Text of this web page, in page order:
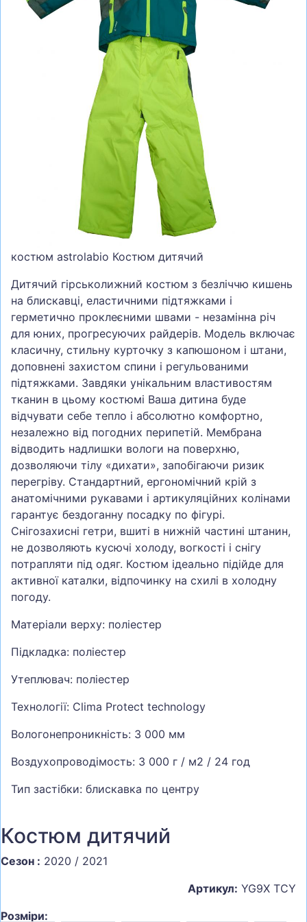
СУМКИ
ШОЛОМИ, ЗАХИСТ, ОКУЛЯРИ
БІГ, ФІТНЕС, М'ЯЧІ
ВЕЛОСИПЕДИ
ТЕНІС, БАДМІНТОН
ВОДНІ ВИДИ СПОРТУ
костюм astrolabio Костюм дитячий
Дитячий гірськолижний костюм з безліччю кишень
на блискавці, еластичними підтяжками і
герметично проклеєними швами - незамінна річ
для юних, прогресуючих райдерів. Модель включає
класичну, стильну курточку з капюшоном і штани,
доповнені захистом спини і регульованими
підтяжками. Завдяки унікальним властивостям
тканин в цьому костюмі Ваша дитина буде
відчувати себе тепло і абсолютно комфортно,
незалежно від погодних перипетій. Мембрана
відводить надлишки вологи на поверхню,
дозволяючи тілу «дихати», запобігаючи ризик
перегріву. Стандартний, ергономічний крій з
анатомічними рукавами і артикуляційних колінами
гарантує бездоганну посадку по фігурі.
Снігозахисні гетри, вшиті в нижній частині штанин,
не дозволяють кусючі холоду, вогкості і снігу
потрапляти під одяг. Костюм ідеально підійде для
активної каталки, відпочинку на схилі в холодну
погоду.
Матеріали верху: поліестер
Підкладка: поліестер
Утеплювач: поліестер
Технології: Clima Protect technology
Вологонепроникність: 3 000 мм
Воздухопроводімость: 3 000 г / м2 / 24 год
Тип застібки: блискавка по центру
Костюм дитячий
Сезон : 2020 / 2021
Артикул: YG9X TCY
Розміри: